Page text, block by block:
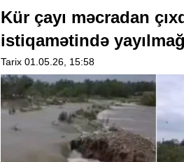
Kür çayı məcradan
istiqamətində
Tarix 01.05.26, 15:58